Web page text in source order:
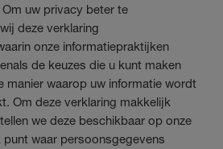
uw privacy beter te
deze verklaring
onze informatiepraktijken
de keuzes die u kunt maken
manier waarop uw informatie wordt
Om deze verklaring makkelijk
we deze beschikbaar op onze
waar persoonsgegevens